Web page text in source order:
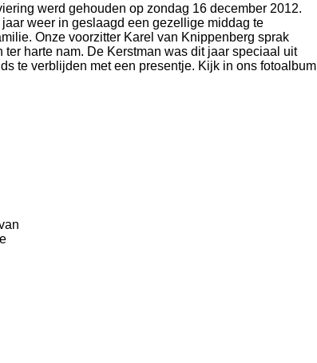
werd gehouden op zondag 16 december 2012.
weer in geslaagd een gezellige middag te
Onze voorzitter Karel van Knippenberg sprak
harte nam. De Kerstman was dit jaar speciaal uit
te verblijden met een presentje. Kijk in ons fotoalbum